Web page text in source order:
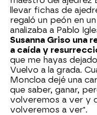
llevar fichas de
regaló un peón en
analizaba a Pablo
Susanna Griso una
a caída y
que me hayas
Vuelvo a la grada.
Moncloa dejé una
que saber, ganar,
volveremos a ver y
volveremos a ver".